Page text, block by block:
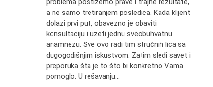
problema postižemo prave i trajne rezultate,
a ne samo tretiranjem posledica. Kada klijent
dolazi prvi put, obavezno je obaviti
konsultaciju i uzeti jednu sveobuhvatnu
anamnezu. Sve ovo radi tim stručnih lica sa
dugogodišnjim iskustvom. Zatim sledi savet i
preporuka šta je to što bi konkretno Vama
pomoglo. U rešavanju...